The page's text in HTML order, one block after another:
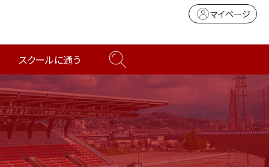
マイページ
スクールに通う